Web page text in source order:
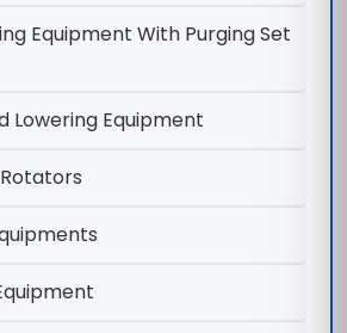
Equipment With Purging Set
Lowering Equipment